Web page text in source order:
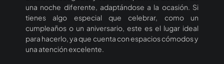
una noche diferente, adaptándose a la ocasión. Si
tienes algo especial que celebrar, como un
cumpleaños o un aniversario, este es el lugar ideal
para hacerlo, ya que cuenta con espacios cómodos y
una atención excelente.